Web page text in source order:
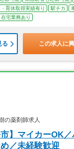
育休取得実績有り 駅チカ
在宅業務あり
る この求人に
の薬剤師求人
】マイカーOK
／未経験歓迎